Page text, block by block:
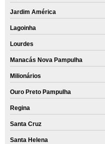
Jardim América
Lagoinha
Lourdes
Manacás Nova Pampulha
Milionários
Ouro Preto Pampulha
Regina
Santa Cruz
Santa Helena